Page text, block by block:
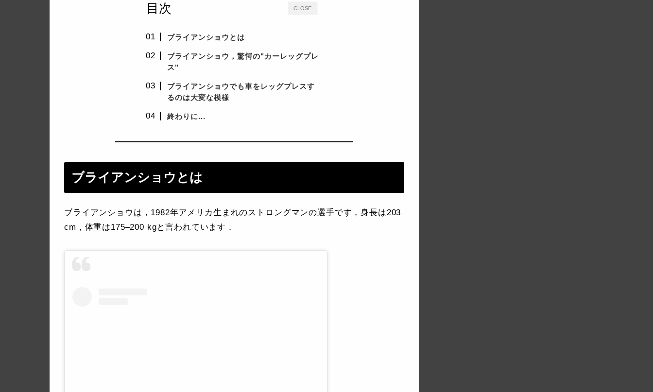
CLOSE
目次
ブライアンショウとは
ブライアンショウ，驚愕の"カーレッグプレ
ス"
ブライアンショウでも車をレッグプレスす
るのは大変な模様
終わりに...
ブライアンショウとは
ブライアンショウは，1982年アメリカ生まれのストロングマンの選手です，身長は203
cm，体重は175–200 kgと言われています．